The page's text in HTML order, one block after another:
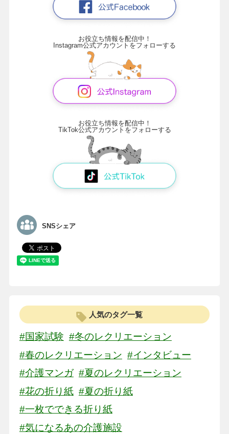
お役立ち情報を配信中！
Instagram公式アカウントをフォローする
お役立ち情報を配信中！
TikTok公式アカウントをフォローする
SNSシェア
人気のタグ一覧
#国家試験 #冬のレクリエーション
#春のレクリエーション #インタビュー
#介護マンガ #夏のレクリエーション
#花の折り紙 #夏の折り紙
#一枚でできる折り紙
#気になるあの介護施設